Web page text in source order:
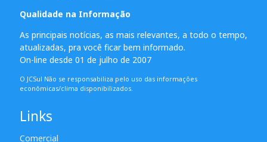
Qualidade na Informação
As principais notícias, as mais relevantes, a todo o tempo,
atualizadas, pra você ficar bem informado.
On-line desde 01 de julho de 2007
O JCSul Não se responsabiliza pelo uso das informações
econômicas/clima disponibilizados.
Links
Comercial